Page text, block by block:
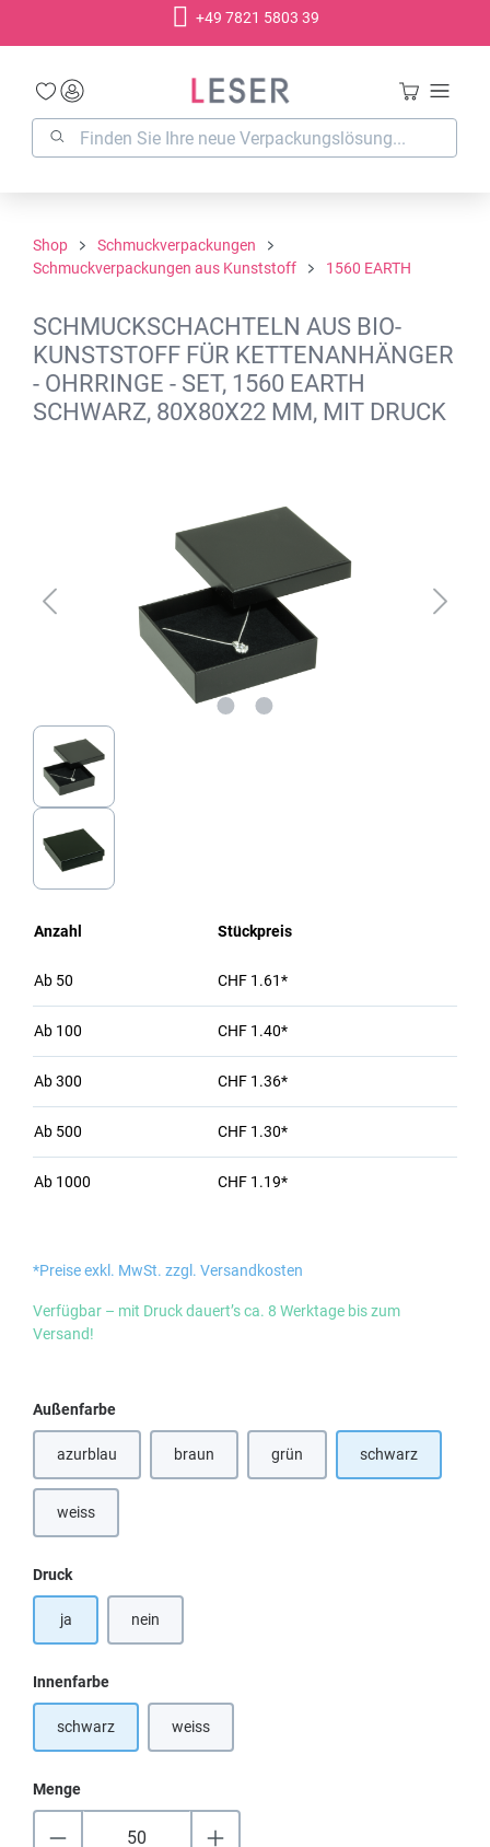
+49 7821 5803 39
Shop
Schmuckverpackungen
Schmuckverpackungen aus Kunststoff
1560 EARTH
SCHMUCKSCHACHTELN AUS BIO-
KUNSTSTOFF FÜR KETTENANHÄNGER
- OHRRINGE - SET, 1560 EARTH
SCHWARZ, 80X80X22 MM, MIT DRUCK
Anzahl Stückpreis
Ab 50 CHF 1.61*
Ab 100 CHF 1.40*
Ab300 CHF 1.36*
Ab 500 CHF 1.30*
Ab 1000 CHF 1.19*
*Preise exkl. MwSt. zzgl. Versandkosten
Verfügbar – mit Druck dauert’s ca. 8 Werktage bis zum
Versand!
Außenfarbeauswählen
azurblau(Diese Option ist zurzeit nicht verfügbar.)
braun grün(Diese Option ist zurzeit nicht
schwarz
weiss(Diese Option ist zurzeit nicht verfügbar.)
Druckauswählen
ja nein
Innenfarbeauswählen
schwarz weiss(Diese Option ist zurzeit nicht verfügbar.)
Menge